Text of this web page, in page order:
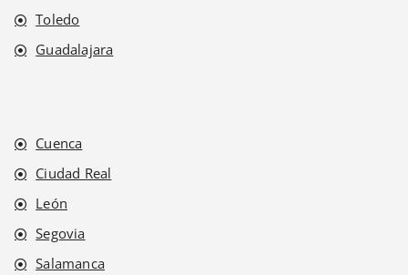
Toledo
Guadalajara
Cuenca
Ciudad Real
León
Segovia
Salamanca